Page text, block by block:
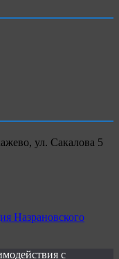
ул. Сакалова 5
Назрановского
с